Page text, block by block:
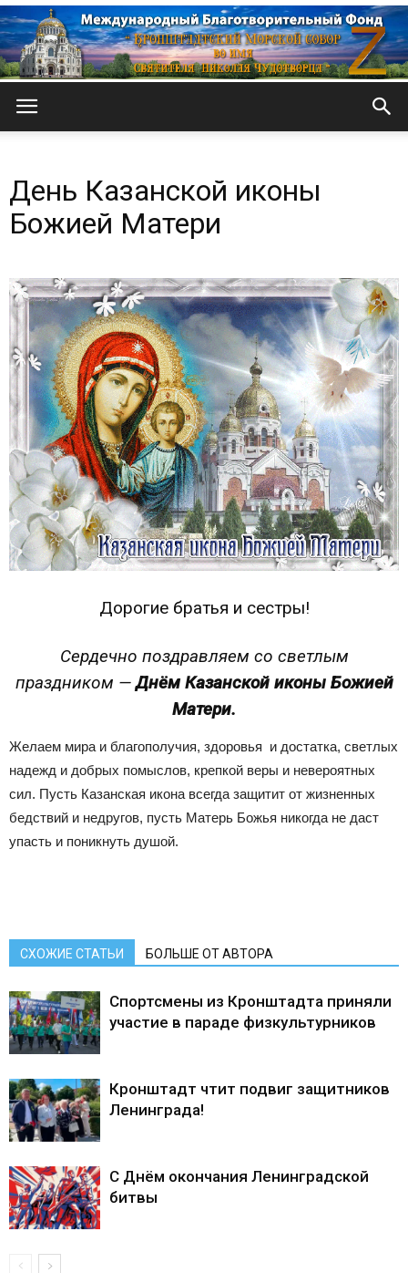
Морской
собор
День Казанской иконы
Божией Матери
Дорогие братья и сестры!
Сердечно поздравляем со светлым
праздником —Днём Казанской иконы Божией
Матери.
Желаем мира и благополучия, здоровья и достатка, светлых
надежд и добрых помыслов, крепкой веры и невероятных
сил. Пусть Казанская икона всегда защитит от жизненных
бедствий и недругов, пусть Матерь Божья никогда не даст
упасть и поникнуть душой.
СХОЖИЕ СТАТЬИ БОЛЬШЕ ОТ АВТОРА
Спортсмены из Кронштадта приняли
участие в параде физкультурников
Кронштадт чтит подвиг защитников
Ленинграда!
С Днём окончания Ленинградской
битвы